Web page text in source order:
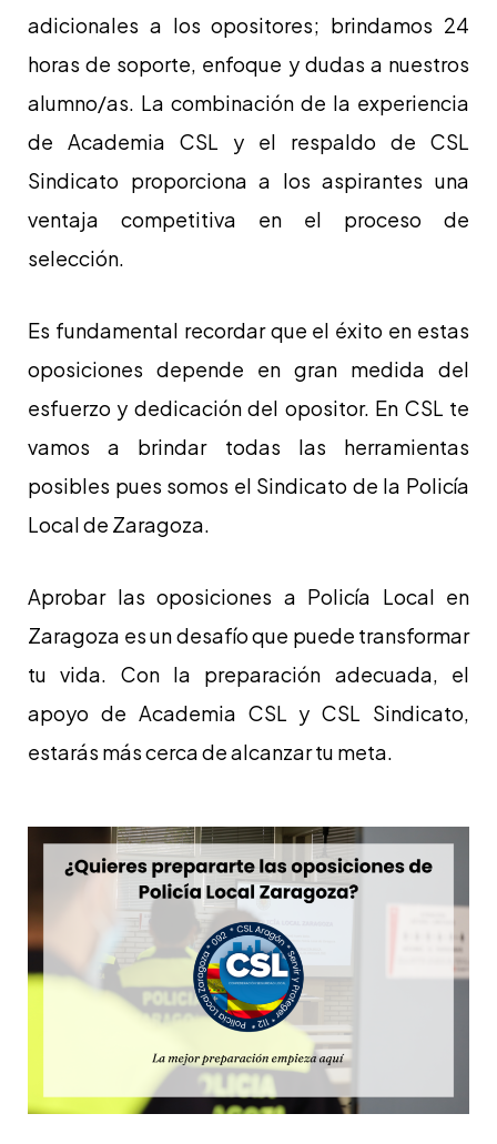
adicionales a los opositores; brindamos 24
horas de soporte, enfoque y dudas a nuestros
alumno/as. La combinación de la experiencia
de Academia CSL y el respaldo de CSL
Sindicato proporciona a los aspirantes una
ventaja competitiva en el proceso de
selección.
Es fundamental recordar que el éxito en estas
oposiciones depende en gran medida del
esfuerzo y dedicación del opositor. En CSL te
vamos a brindar todas las herramientas
posibles pues somos el Sindicato de la Policía
Local de Zaragoza.
Aprobar las oposiciones a Policía Local en
Zaragoza es un desafío que puede transformar
tu vida. Con la preparación adecuada, el
apoyo de Academia CSL y CSL Sindicato,
estarás más cerca de alcanzar tu meta.